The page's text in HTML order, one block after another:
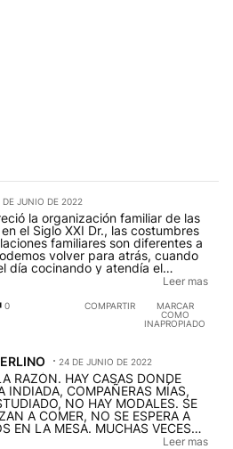
DE JUNIO DE 2022
la organización familiar de las
el Siglo XXI Dr., las costumbres
familiares son diferentes a
volver para atrás, cuando
día cocinando y atendía el
para el marido y los hijos; hay que
Leer mas
0 COMPARTIR
MARCAR
COMO
INAPROPIADO
24 DE JUNIO DE 2022
RAZÓN. HAY CASAS DONDE
INDIADA, COMPAÑERAS MÍAS,
NO HAY MODALES. SE
A COMER, NO SE ESPERA A
EN LA MESA. MUCHAS VECES
Leer mas